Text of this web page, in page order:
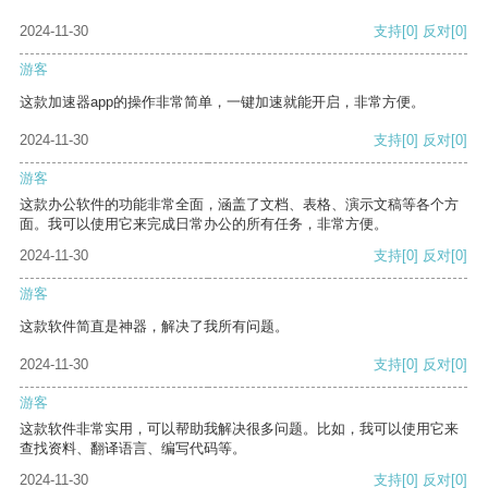
2024-11-30 支持[0] 反对[0]
游客
这款加速器app的操作非常简单，一键加速就能开启，非常方便。
2024-11-30 支持[0] 反对[0]
游客
这款办公软件的功能非常全面，涵盖了文档、表格、演示文稿等各个方
面。我可以使用它来完成日常办公的所有任务，非常方便。
2024-11-30
支持[0] 反对[0]
游客
这款软件简直是神器，解决了我所有问题。
2024-11-30 支持[0] 反对[0]
游客
这款软件非常实用，可以帮助我解决很多问题。比如，我可以使用它来
查找资料、翻译语言、编写代码等。
2024-11-30
支持[0] 反对[0]